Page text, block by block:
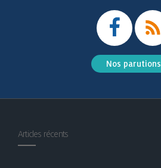
Nos parutions
Articles récents